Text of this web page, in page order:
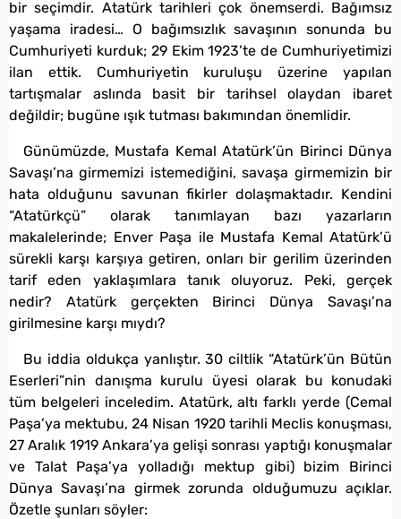
bir seçimdir. Atatürk tarihleri çok önemserdi. Bağımsız
yaşama iradesi… O bağımsızlık savaşının sonunda bu
Cumhuriyeti kurduk; 29 Ekim 1923’te de Cumhuriyetimizi
ilan ettik. Cumhuriyetin kuruluşu üzerine yapılan
tartışmalar aslında basit bir tarihsel olaydan ibaret
değildir; bugüne ışık tutması bakımından önemlidir.
Günümüzde, Mustafa Kemal Atatürk’ün Birinci Dünya
Savaşı’na girmemizi istemediğini, savaşa girmemizin bir
hata olduğunu savunan fikirler dolaşmaktadır. Kendini
“Atatürkçü” olarak tanımlayan bazı yazarların
makalelerinde; Enver Paşa ile Mustafa Kemal Atatürk’ü
sürekli karşı karşıya getiren, onları bir gerilim üzerinden
tarif eden yaklaşımlara tanık oluyoruz. Peki, gerçek
nedir? Atatürk gerçekten Birinci Dünya Savaşı’na
girilmesine karşı mıydı?
Bu iddia oldukça yanlıştır. 30 ciltlik “Atatürk’ün Bütün
Eserleri”nin danışma kurulu üyesi olarak bu konudaki
tüm belgeleri inceledim. Atatürk, altı farklı yerde (Cemal
Paşa’ya mektubu, 24 Nisan 1920 tarihli Meclis konuşması,
27 Aralık 1919 Ankara’ya gelişi sonrası yaptığı konuşmalar
ve Talat Paşa’ya yolladığı mektup gibi) bizim Birinci
Dünya Savaşı’na girmek zorunda olduğumuzu açıklar.
Özetle şunları söyler: